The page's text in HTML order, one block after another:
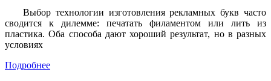
Выбор технологии изготовления рекламных букв часто
сводится к дилемме: печатать филаментом или лить из
пластика. Оба способа дают хороший результат, но в разных
условиях
Подробнее